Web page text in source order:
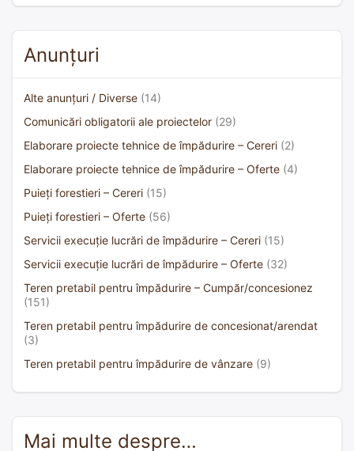
Anunțuri
Alte anunțuri / Diverse (14)
Comunicări obligatorii ale proiectelor (29)
Elaborare proiecte tehnice de împădurire – Cereri (2)
Elaborare proiecte tehnice de împădurire – Oferte (4)
Puieți forestieri – Cereri (15)
Puieți forestieri – Oferte (56)
Servicii execuție lucrări de împădurire – Cereri (15)
Servicii execuție lucrări de împădurire – Oferte (32)
Teren pretabil pentru împădurire – Cumpăr/concesionez
(151)
Teren pretabil pentru împădurire de concesionat/arendat
(3)
Teren pretabil pentru împădurire de vânzare (9)
Mai multe despre…